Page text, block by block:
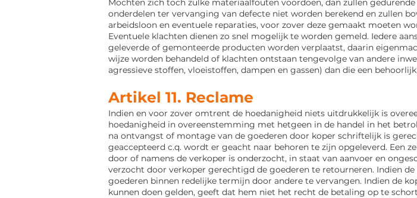
Mochten zich toch zulke materiaalfouten voordoen, dan zullen
onderdelen ter vervanging van defecte niet worden berekend en zullen
arbeidsloon en eventuele reparaties, voor zover deze gemaakt moeten
Eventuele klachten dienen zo snel mogelijk te worden gemeld. Iedere
geleverde of gemonteerde producten worden verplaatst, daarin
wijze worden behandeld of klachten ontstaan tengevolge van andere
agressieve stoffen, vloeistoffen, dampen en gassen) dan die een
Artikel 11. Reclame
Indien en voor zover omtrent de hoedanigheid niets uitdrukkelijk is
hoedanigheid in overeenstemming met hetgeen in de handel in het
na ontvangst of montage van de goederen door koper schriftelijk is
geaccepteerd c.q. wordt er geacht naar behoren te zijn opgeleverd. Een
door of namens de verkoper is onderzocht, in staat van aanvoer en
verzocht door verkoper gerechtigd de goederen te retourneren. Indien
goederen binnen redelijke termijn door andere te vervangen. Indien de
kunnen doen gelden, geeft dat hem niet het recht de betaling op te